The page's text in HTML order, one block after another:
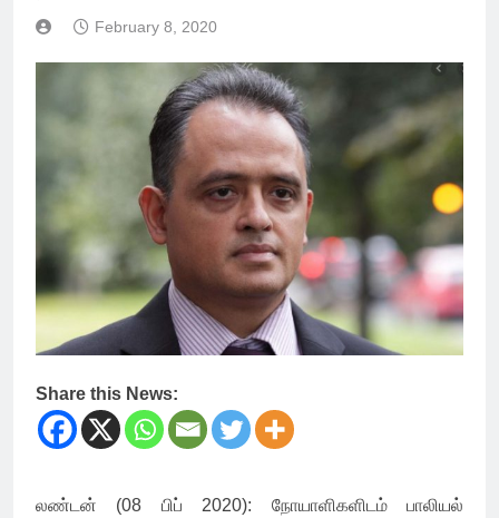
February 8, 2020
Share this News:
லண்டன் (08 பிப் 2020): நோயாளிகளிடம் பாலியல்